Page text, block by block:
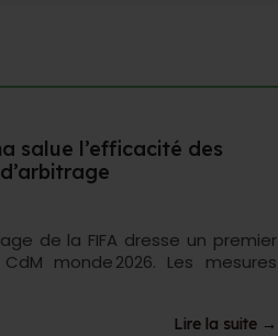
salue l’efficacité des
de la FIFA dresse un premier
monde 2026. Les mesures
Lire la suite →